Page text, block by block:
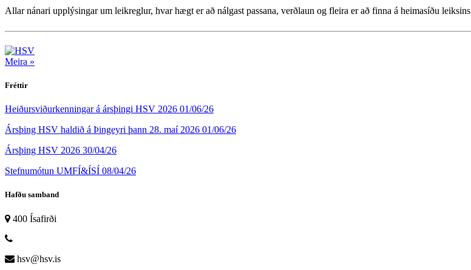
Allar nánari upplýsingar um leikreglur, hvar hægt er að nálgast passana, verðlaun og fleira er að finna á heimasíðu leiksins
Meira »
Fréttir
Heiðursviðurkenningar á ársþingi HSV 2026 01/06/26
Ársþing HSV haldið á Þingeyri þann 28. maí 2026 01/06/26
Ársþing HSV 2026 30/04/26
Stefnumótun UMFÍ&ÍSÍ 08/04/26
Hafðu samband
400 Ísafirði
hsv@hsv.is